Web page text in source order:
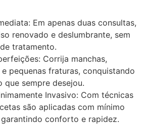
Em apenas duas consultas,
renovado e deslumbrante, sem
tratamento.
Corrija manchas,
pequenas fraturas, conquistando
sempre desejou.
Invasivo: Com técnicas
são aplicadas com mínimo
conforto e rapidez.